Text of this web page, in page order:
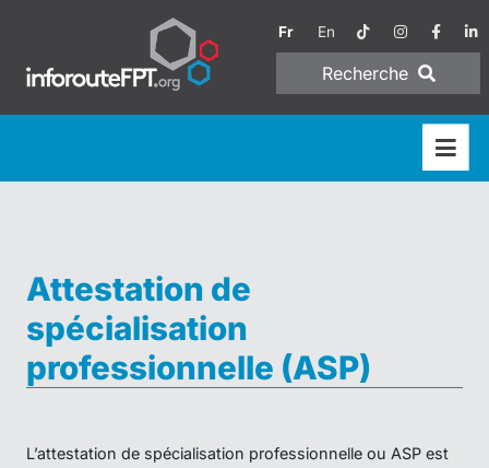
Fr En
Recherche
Attestation de
spécialisation
professionnelle (ASP)
L’attestation de spécialisation professionnelle ou ASP est